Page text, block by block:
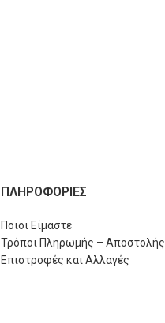
ΠΛΗΡΟΦΟΡΙΕΣ
Ποιοι Είμαστε
Τρόποι Πληρωμής – Αποστολής
Επιστροφές και Αλλαγές